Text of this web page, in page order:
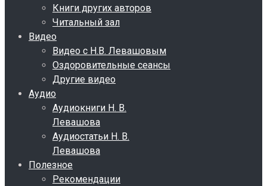
Книги других авторов
Читальный зал
Видео
Видео с Н.В. Левашовым
Оздоровительные сеансы
Другие видео
Аудио
Аудиокниги Н. В.
Левашова
Аудиостатьи Н. В.
Левашова
Полезное
Рекомендации